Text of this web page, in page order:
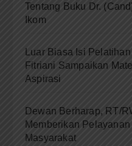
Tentang Buku Dr.
Ikom
Luar Biasa Isi
Fitriani Sampaikan
Aspirasi
Dewan Berharap, RT/
Memberikan
Masyarakat